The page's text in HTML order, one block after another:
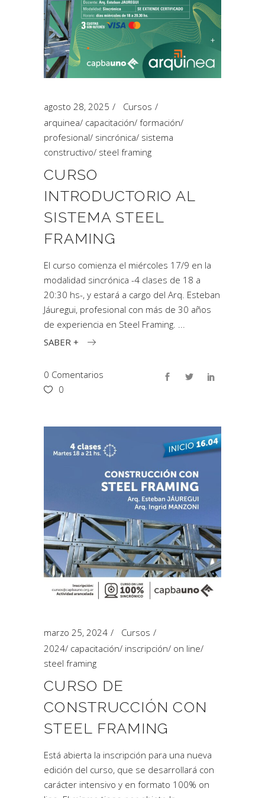
agosto 28, 2025
Cursos
arquinea/ capacitación/ formación/
profesional/ sincrónica/ sistema
constructivo/ steel framing
CURSO
INTRODUCTORIO AL
SISTEMA STEEL
FRAMING
El curso comienza el miércoles 17/9 en la
modalidad sincrónica -4 clases de 18 a
20:30 hs-, y estará a cargo del Arq. Esteban
Jáuregui, profesional con más de 30 años
de experiencia en Steel Framing.
SABER +
0 Comentarios
0
marzo 25, 2024
Cursos
2024/ capacitación/ inscripción/ on line/
steel framing
CURSO DE
CONSTRUCCIÓN CON
STEEL FRAMING
Está abierta la inscripción para una nueva
edición del curso, que se desarrollará con
carácter intensivo y en formato 100% on